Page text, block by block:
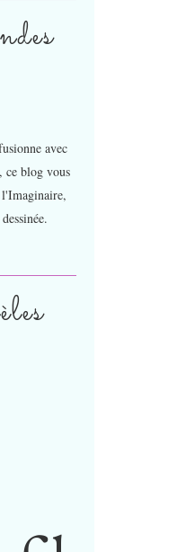
avec
ce blog vous
l'Imaginaire,